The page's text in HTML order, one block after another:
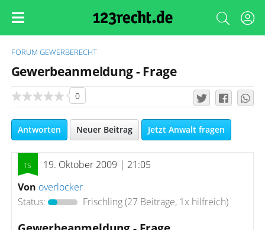
FORUM GEWERBERECHT
Gewerbeanmeldung - Frage
0
Antworten Neuer Beitrag Jetzt Anwalt fragen
19. Oktober 2009 | 21:05
Von overlocker
Status:
Frischling(27 Beiträge, 1x hilfreich)